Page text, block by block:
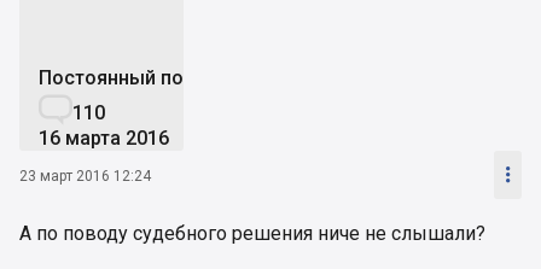
Постоянный пользователь
110
16 марта 2016
23 март 2016 12:24 
А по поводу судебного решения ниче не слышали?